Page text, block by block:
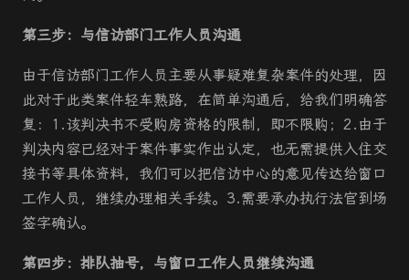
第三步：与信访部门工作人员沟通
由于信访部门工作人员主要从事疑难复杂案件的处理，因
此对于此类案件轻车熟路，在简单沟通后，给我们明确答
复：1.该判决书不受购房资格的限制，即不限购；2.由于
判决内容已经对于案件事实作出认定，也无需提供入住交
接书等具体资料，我们可以把信访中心的意见传达给窗口
工作人员，继续办理相关手续。3.需要承办执行法官到场
签字确认。
第四步：排队抽号，与窗口工作人员继续沟通